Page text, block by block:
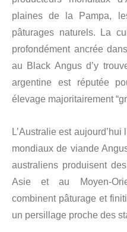
plaines de la Pampa,
pâturages naturels. La
profondément ancrée
au Black Angus d’y
argentine est réputée
élevage majoritairement
L’Australie est
mondiaux de viande
australiens produisent
Asie et au Moyen-
combinent pâturage et
un persillage proche des